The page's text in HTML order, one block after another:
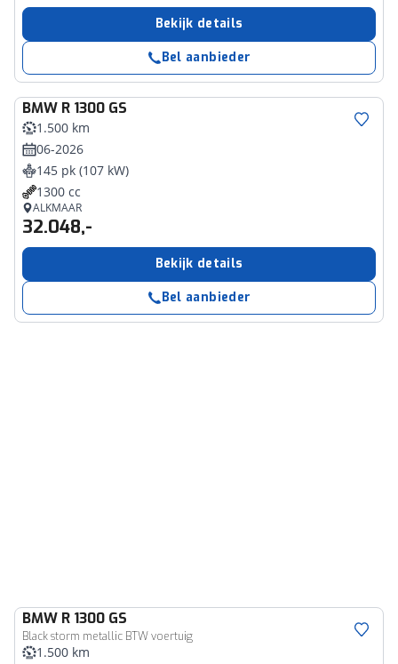
Bekijk details
Bel aanbieder
BMW R 1300 GS
1.500 km
06-2026
145 pk (107 kW)
1300 cc
ALKMAAR
32.048,-
Bekijk details
Bel aanbieder
BMW R 1300 GS
Black storm metallic BTW voertuig
1.500 km